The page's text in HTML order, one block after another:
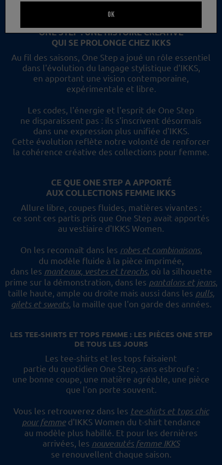
ONE STEP : UNE HISTOIRE CRÉATIVE
QUI SE PROLONGE CHEZ IKKS
Au fil des saisons, One Step a joué un rôle essentiel
dans l'évolution du langage stylistique d'IKKS,
en apportant une vision contemporaine,
expérimentale et libre.
Les codes, l'énergie et l'esprit de One Step
ne disparaissent pas : ils s'inscrivent désormais
dans une expression plus unifiée d'IKKS.
Cette évolution reflète notre volonté de renforcer
la cohérence créative des collections pour femme.
CE QUE ONE STEP A APPORTÉ
AUX COLLECTIONS FEMME IKKS
Allure libre, coupes fluides, matières vivantes :
ce sont ces partis pris que One Step avait apportés
au vestiaire d'IKKS Women.
On les reconnaît dans les robes et combinaisons,
du modèle fluide à la pièce imprimée,
dans les manteaux, vestes et trenchs, où la silhouette
prime sur la démonstration, dans les pantalons et jeans,
taille haute, ample ou droite mais aussi dans les pulls,
gilets et sweats, la maille que l'on garde des années.
LES TEE-SHIRTS ET TOPS FEMME : LES PIÈCES ONE STEP
DE TOUS LES JOURS
Les tee-shirts et les tops faisaient
partie du quotidien One Step, sans esbroufe :
une bonne coupe, une matière agréable, une pièce
que l'on porte souvent.
Vous les retrouverez dans les tee-shirts et tops chic
pour femmed'IKKS Women du t-shirt tendance
au modèle plus habillé. Et pour les dernières
arrivées, les nouveautés femme IKKS
se renouvellent chaque saison.
OK